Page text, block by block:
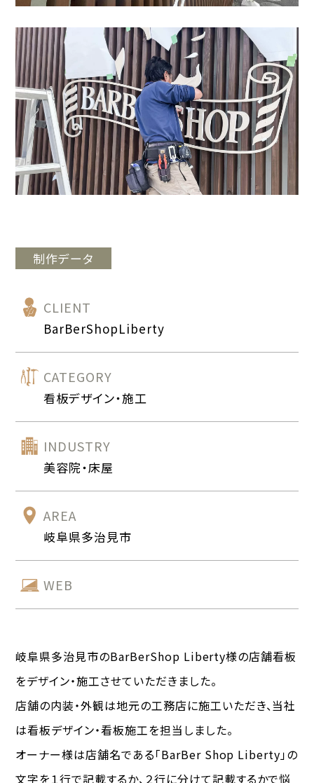
制作データ
CLIENT
BarBerShopLiberty
CATEGORY
看板デザイン・施工
INDUSTRY
美容院・床屋
AREA
岐阜県多治見市
WEB
岐阜県多治見市のBarBerShop Liberty様の店舗看板
をデザイン・施工させていただきました。
店舗の内装・外観は地元の工務店に施工いただき、当社
は看板デザイン・看板施工を担当しました。
オーナー様は店舗名である「BarBer Shop Liberty」の
文字を１行で記載するか、２行に分けて記載するかで悩